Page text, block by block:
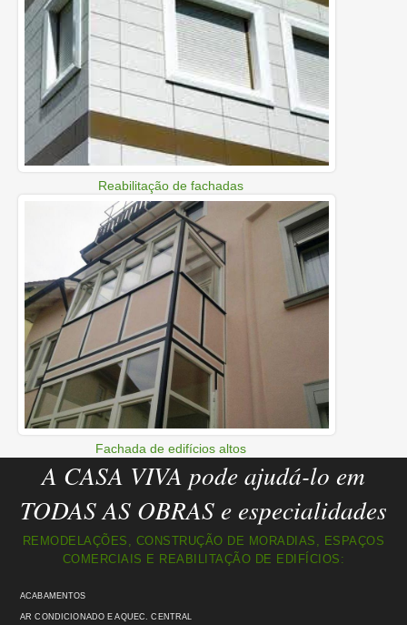
Reabilitação de fachadas
Fachada de edifícios altos
A CASA VIVA pode ajudá-lo em
TODAS AS OBRAS e especialidades
REMODELAÇÕES, CONSTRUÇÃO DE MORADIAS, ESPAÇOS
COMERCIAIS E REABILITAÇÃO DE EDIFÍCIOS:
ACABAMENTOS
AR CONDICIONADO E AQUEC. CENTRAL